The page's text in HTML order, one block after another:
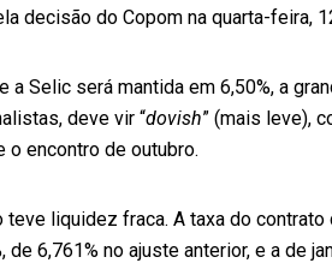
decisão do Copom na quarta-feira,
a Selic será mantida em 6,50%, a
deve vir “dovish” (mais leve),
encontro de outubro.
liquidez fraca. A taxa do
6,761% no ajuste anterior, e a de